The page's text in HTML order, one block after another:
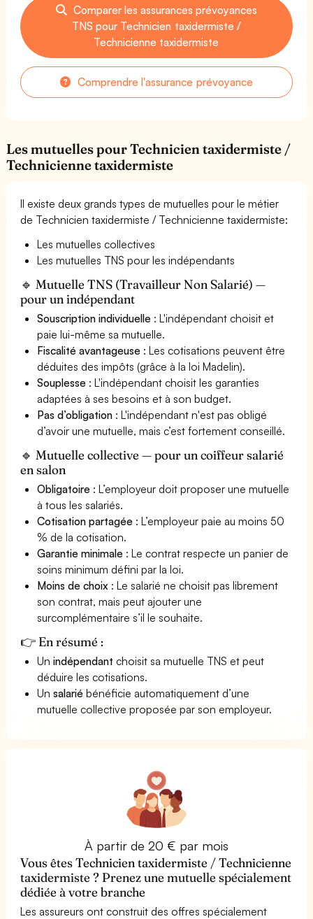
Comparer les assurances prévoyances
TNS pour Technicien taxidermiste /
Technicienne taxidermiste
Comprendre l'assurance prévoyance
Les mutuelles pour Technicien taxidermiste /
Technicienne taxidermiste
Il existe deux grands types de mutuelles pour le métier
de Technicien taxidermiste / Technicienne taxidermiste:
Les mutuelles collectives
Les mutuelles TNS pour les indépendants
🔹 Mutuelle TNS (Travailleur Non Salarié) —
pour un indépendant
Souscription individuelle : L'indépendant choisit et
paie lui-même sa mutuelle.
Fiscalité avantageuse : Les cotisations peuvent être
déduites des impôts (grâce à la loi Madelin).
Souplesse : L'indépendant choisit les garanties
adaptées à ses besoins et à son budget.
Pas d’obligation : L'indépendant n'est pas obligé
d’avoir une mutuelle, mais c’est fortement conseillé.
🔹 Mutuelle collective — pour un coiffeur salarié
en salon
Obligatoire : L’employeur doit proposer une mutuelle
à tous les salariés.
Cotisation partagée : L’employeur paie au moins 50
% de la cotisation.
Garantie minimale : Le contrat respecte un panier de
soins minimum défini par la loi.
Moins de choix : Le salarié ne choisit pas librement
son contrat, mais peut ajouter une
surcomplémentaire s’il le souhaite.
👉 En résumé :
Unindépendant choisit sa mutuelle TNS et peut
déduire les cotisations.
Unsalarié bénéficie automatiquement d’une
mutuelle collective proposée par son employeur.
À partir de 20 € par mois
Vous êtes Technicien taxidermiste / Technicienne
taxidermiste ? Prenez une mutuelle spécialement
dédiée à votre branche
Les assureurs ont construit des offres spécialement